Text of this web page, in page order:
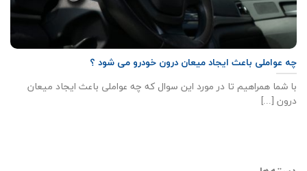
چه عواملی باعث ایجاد میعان درون خودرو می شود ؟
با شما همراهیم تا در مورد این سوال که چه عواملی باعث ایجاد میعان
درون [...]